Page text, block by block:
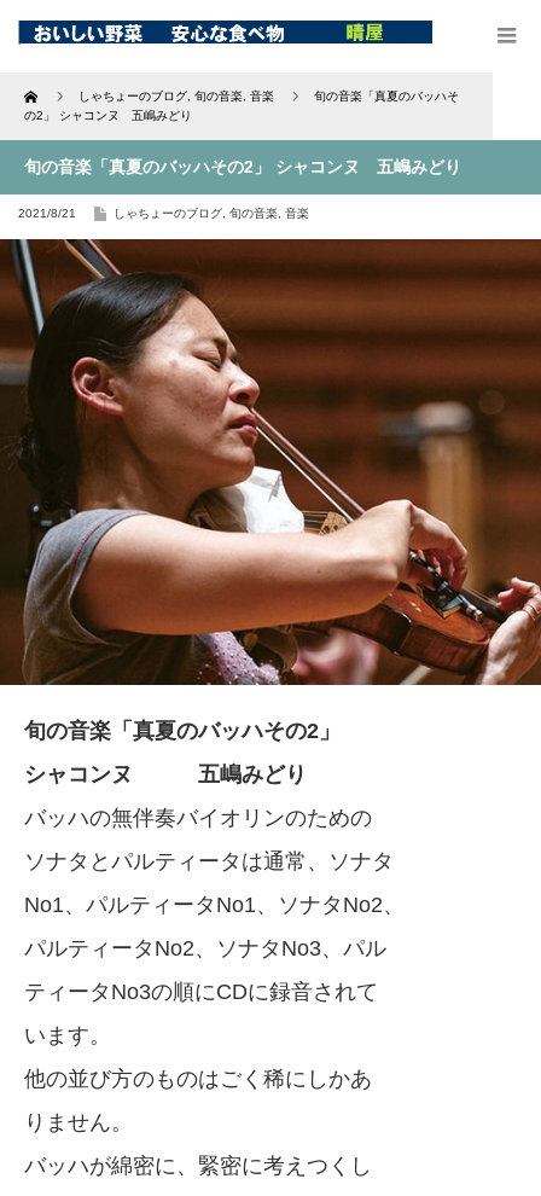
Home しゃちょーのブログ 旬の音楽 音楽
旬の音楽「真夏のバッハそ
の2」 シャコンヌ 五嶋みどり
旬の音楽「真夏のバッハその2」 シャコンヌ 五嶋みどり
2021/8/21 しゃちょーのブログ 旬の音楽 音楽
旬の音楽「真夏のバッハその2」
シャコンヌ 五嶋みどり
バッハの無伴奏バイオリンのための
ソナタとパルティータは通常、ソナタ
No1、パルティータNo1、ソナタNo2、
パルティータNo2、ソナタNo3、パル
ティータNo3の順にCDに録音されて
います。
他の並び方のものはごく稀にしかあ
りません。
バッハが綿密に、緊密に考えつくし